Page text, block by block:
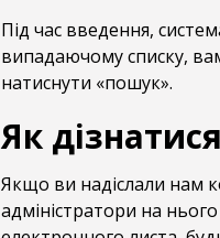
Під час введення,
випадаючому списку,
натиснути «пошук».
Як
Якщо ви надіслали нам
адміністратори на